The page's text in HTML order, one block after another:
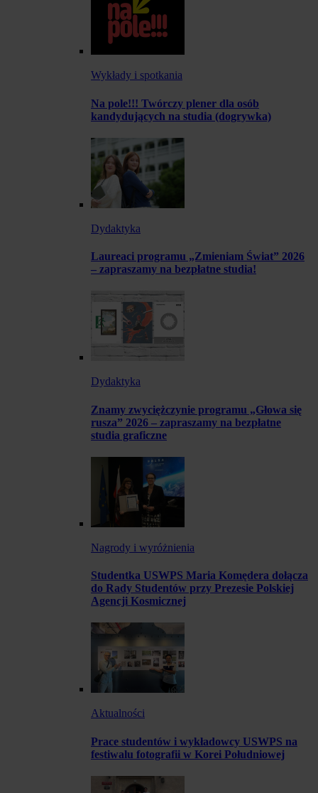
Wykłady i spotkania
Na pole!!! Twórczy plener dla osób
kandydujących na studia (dogrywka)
Dydaktyka
Laureaci programu „Zmieniam Świat” 2026
– zapraszamy na bezpłatne studia!
Dydaktyka
Znamy zwyciężczynie programu „Głowa się
rusza” 2026 – zapraszamy na bezpłatne
studia graficzne
Nagrody i wyróżnienia
Studentka USWPS Maria Komędera dołącza
do Rady Studentów przy Prezesie Polskiej
Agencji Kosmicznej
Aktualności
Prace studentów i wykładowcy USWPS na
festiwalu fotografii w Korei Południowej